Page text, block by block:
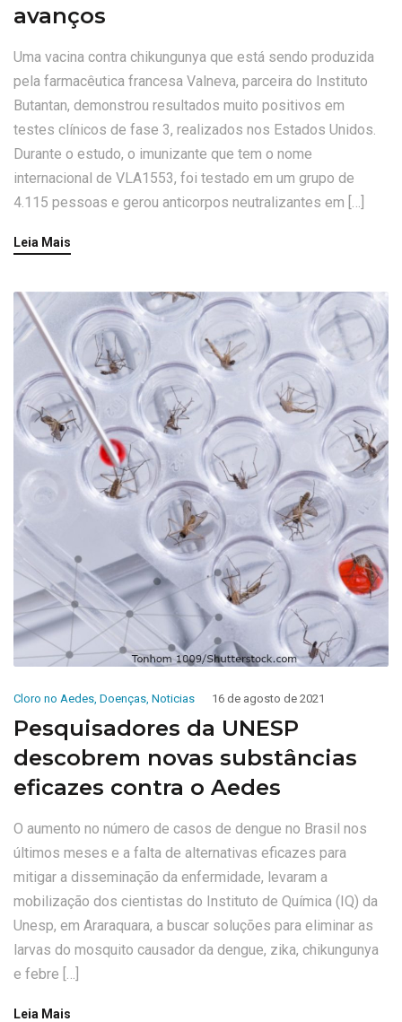
avanços
Uma vacina contra chikungunya que está sendo produzida
pela farmacêutica francesa Valneva, parceira do Instituto
Butantan, demonstrou resultados muito positivos em
testes clínicos de fase 3, realizados nos Estados Unidos.
Durante o estudo, o imunizante que tem o nome
internacional de VLA1553, foi testado em um grupo de
4.115 pessoas e gerou anticorpos neutralizantes em […]
Leia Mais
Cloro no Aedes Doenças Noticias 16 de agosto de 2021
Pesquisadores da UNESP
descobrem novas substâncias
eficazes contra o Aedes
O aumento no número de casos de dengue no Brasil nos
últimos meses e a falta de alternativas eficazes para
mitigar a disseminação da enfermidade, levaram a
mobilização dos cientistas do Instituto de Química (IQ) da
Unesp, em Araraquara, a buscar soluções para eliminar as
larvas do mosquito causador da dengue, zika, chikungunya
e febre […]
Leia Mais